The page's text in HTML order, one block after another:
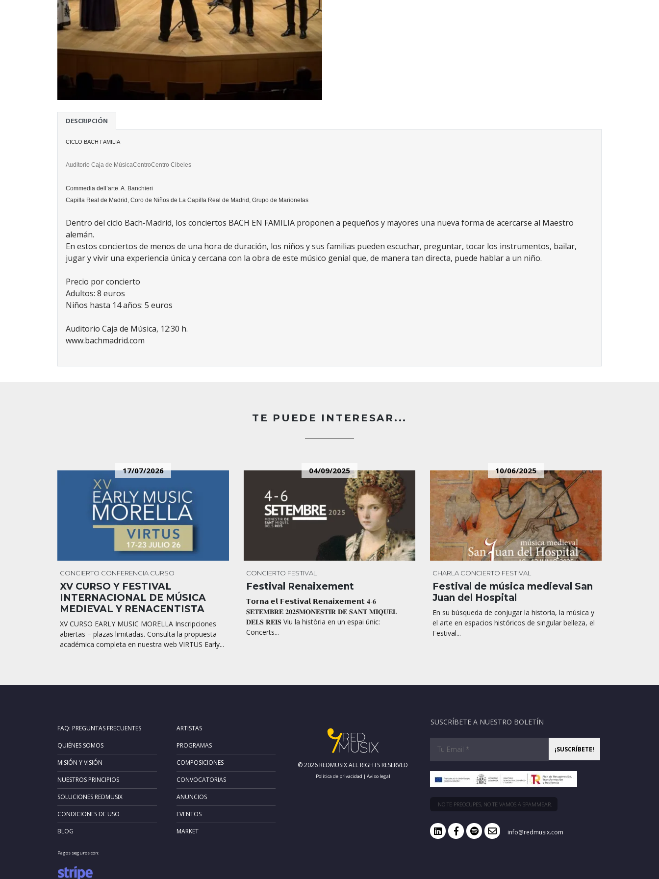
DESCRIPCIÓN
CICLO BACH FAMILIA
Auditorio Caja de MúsicaCentroCentro Cibeles
Commedia dell’arte. A. Banchieri
Capilla Real de Madrid, Coro de Niños de La Capilla Real de Madrid, Grupo de Marionetas
Dentro del ciclo Bach-Madrid, los conciertos BACH EN FAMILIA proponen a pequeños y mayores una nueva forma de acercarse al Maestro
alemán.
En estos conciertos de menos de una hora de duración, los niños y sus familias pueden escuchar, preguntar, tocar los instrumentos, bailar,
jugar y vivir una experiencia única y cercana con la obra de este músico genial que, de manera tan directa, puede hablar a un niño.
Precio por concierto
Adultos: 8 euros
Niños hasta 14 años: 5 euros
Auditorio Caja de Música, 12:30 h.
www.bachmadrid.com
TE PUEDE INTERESAR...
17/07/2026
CONCIERTO CONFERENCIA CURSO
XV CURSO Y FESTIVAL
INTERNACIONAL DE MÚSICA
MEDIEVAL Y RENACENTISTA
XV CURSO EARLY MUSIC MORELLA Inscripciones
abiertas – plazas limitadas. Consulta la propuesta
académica completa en nuestra web VIRTUS Early...
04/09/2025
CONCIERTO FESTIVAL
Festival Renaixement
𝗧𝗼𝗿𝗻𝗮 𝗲𝗹 𝗙𝗲𝘀𝘁𝗶𝘃𝗮𝗹 𝗥𝗲𝗻𝗮𝗶𝘅𝗲𝗺𝗲𝗻𝘁 𝟒-𝟔
𝐒𝐄𝐓𝐄𝐌𝐁𝐑𝐄 𝟐𝟎𝟐𝟓𝐌𝐎𝐍𝐄𝐒𝐓𝐈𝐑 𝐃𝐄 𝐒𝐀𝐍𝐓 𝐌𝐈𝐐𝐔𝐄𝐋
𝐃𝐄𝐋𝐒 𝐑𝐄𝐈𝐒 Viu la història en un espai únic:
Concerts...
10/06/2025
CHARLA CONCIERTO FESTIVAL
Festival de música medieval San
Juan del Hospital
En su búsqueda de conjugar la historia, la música y
el arte en espacios históricos de singular belleza, el
Festival...
FAQ: PREGUNTAS FRECUENTES
QUIÉNES SOMOS
MISIÓN Y VISIÓN
NUESTROS PRINCIPIOS
SOLUCIONES REDMUSIX
CONDICIONES DE USO
BLOG
ARTISTAS
PROGRAMAS
COMPOSICIONES
CONVOCATORIAS
ANUNCIOS
EVENTOS
MARKET
Pagos seguros con:
© 2026 REDMUSIX ALL RIGHTS RESERVED
Política de privacidad | Aviso legal
SUSCRÍBETE A NUESTRO BOLETÍN
NO TE PREOCUPES, NO TE VAMOS A SPAMMEAR.
info@redmusix.com